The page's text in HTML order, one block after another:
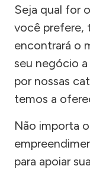
Seja qual for
você prefere,
encontrará o
seu negócio
por nossas
temos a
Não importa
para apoiar